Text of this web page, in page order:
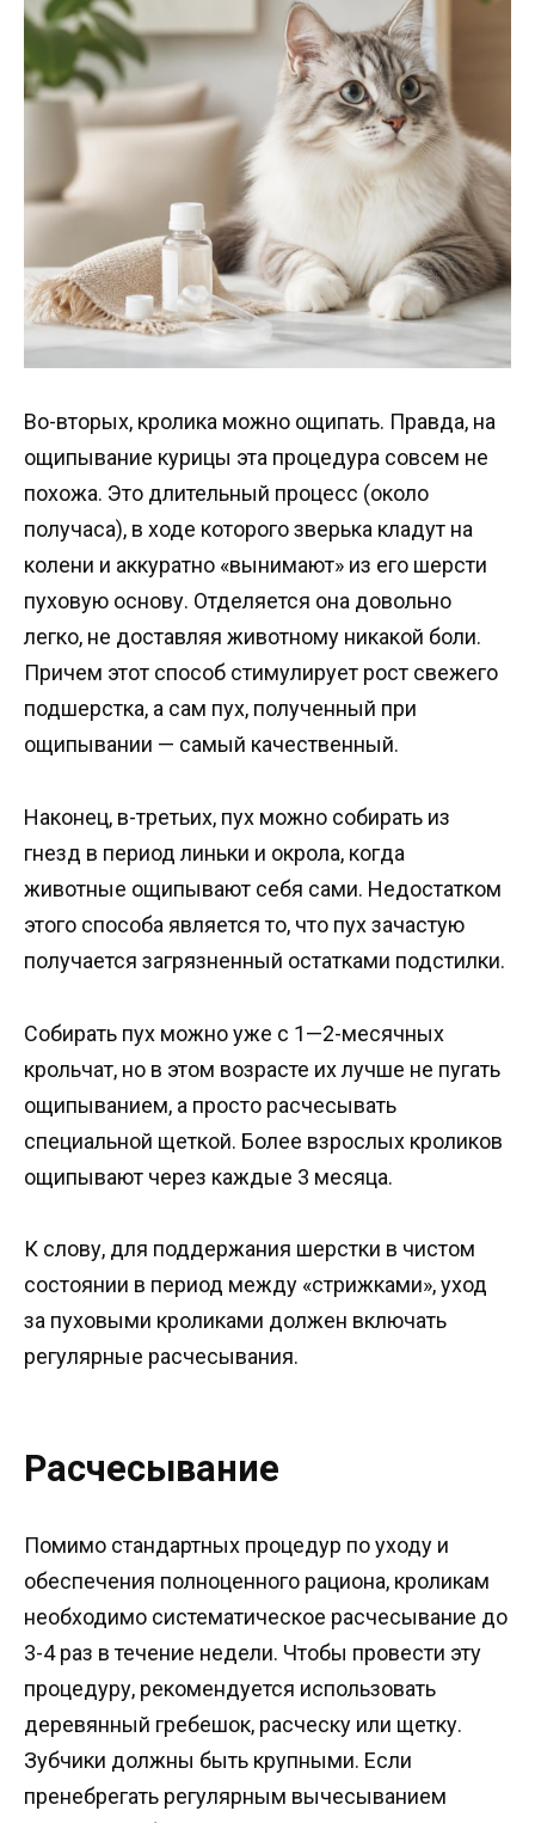
Во-вторых, кролика можно ощипать. Правда, на
ощипывание курицы эта процедура совсем не
похожа. Это длительный процесс (около
получаса), в ходе которого зверька кладут на
колени и аккуратно «вынимают» из его шерсти
пуховую основу. Отделяется она довольно
легко, не доставляя животному никакой боли.
Причем этот способ стимулирует рост свежего
подшерстка, а сам пух, полученный при
ощипывании — самый качественный.
Наконец, в-третьих, пух можно собирать из
гнезд в период линьки и окрола, когда
животные ощипывают себя сами. Недостатком
этого способа является то, что пух зачастую
получается загрязненный остатками подстилки.
Собирать пух можно уже с 1—2-месячных
крольчат, но в этом возрасте их лучше не пугать
ощипыванием, а просто расчесывать
специальной щеткой. Более взрослых кроликов
ощипывают через каждые 3 месяца.
К слову, для поддержания шерстки в чистом
состоянии в период между «стрижками», уход
за пуховыми кроликами должен включать
регулярные расчесывания.
Расчесывание
Помимо стандартных процедур по уходу и
обеспечения полноценного рациона, кроликам
необходимо систематическое расчесывание до
3-4 раз в течение недели. Чтобы провести эту
процедуру, рекомендуется использовать
деревянный гребешок, расческу или щетку.
Зубчики должны быть крупными. Если
пренебрегать регулярным вычесыванием